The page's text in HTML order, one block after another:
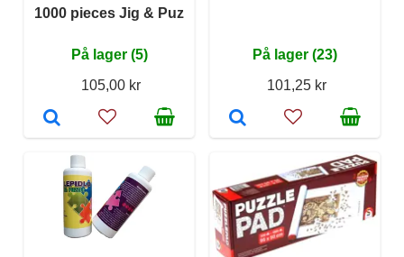
1000 pieces Jig & Puz
På lager (5)
105,00 kr
På lager (23)
101,25 kr